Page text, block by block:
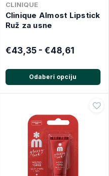
CLINIQUE
Clinique Almost Lipstick
Ruž za usne
€43,35 - €48,61
Odaberi opciju